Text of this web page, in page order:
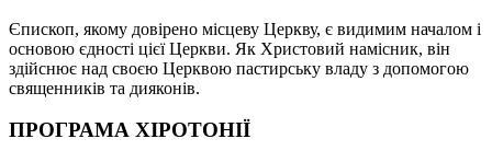
Єпископ, якому довірено місцеву Церкву, є видимим началом і
основою єдності цієї Церкви. Як Христовий намісник, він
здійснює над своєю Церквою пастирську владу з допомогою
священників та дияконів.
ПРОГРАМА ХІРОТОНІЇ